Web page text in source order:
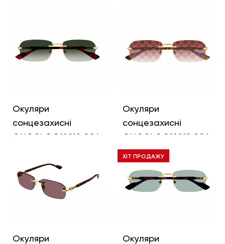
Інші кольори
Окуляри
сонцезахисні
GUCCI GG1221S 006
20499,00 UAH
Окуляри
сонцезахисні
GUCCI GG1221S 004
56
22499,00UAH
Окуляри
ХІТ ПРОДАЖУ
Окуляри